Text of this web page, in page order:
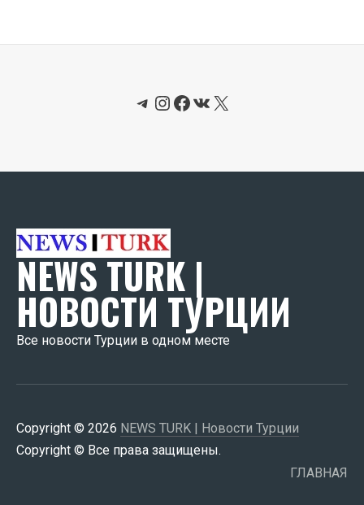
Telegram
Instagram
Facebook
ВКонтакте
X
NEWS TURK |
НОВОСТИ ТУРЦИИ
Все новости Турции в одном месте
Copyright © 2026 NEWS TURK | Новости Турции
Copyright © Все права защищены.
ГЛАВНАЯ